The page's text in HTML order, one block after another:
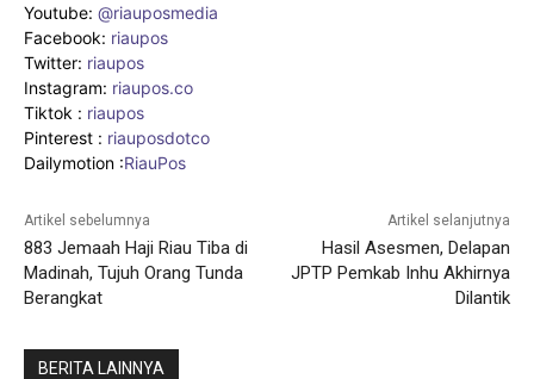
Youtube: @riauposmedia
Facebook: riaupos
Twitter: riaupos
Instagram: riaupos.co
Tiktok : riaupos
Pinterest : riauposdotco
Dailymotion :RiauPos
Artikel sebelumnya
883 Jemaah Haji Riau Tiba di
Madinah, Tujuh Orang Tunda
Berangkat
Artikel selanjutnya
Hasil Asesmen, Delapan
JPTP Pemkab Inhu Akhirnya
Dilantik
BERITA LAINNYA